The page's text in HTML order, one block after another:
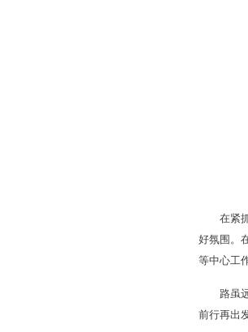
在紧
好氛围。
等中心工
路虽
前行再出